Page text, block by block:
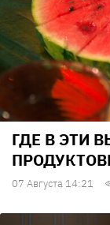
ГДЕ В ЭТИ
07 Августа 14:21